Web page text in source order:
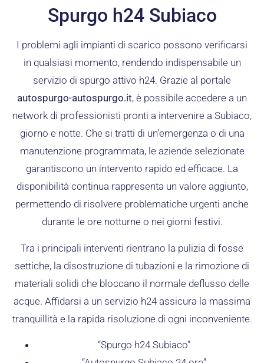
Spurgo h24 Subiaco
I problemi agli impianti di scarico possono verificarsi
in qualsiasi momento, rendendo indispensabile un
servizio di spurgo attivo h24. Grazie al portale
autospurgo-autospurgo.it, è possibile accedere a un
network di professionisti pronti a intervenire a Subiaco,
giorno e notte. Che si tratti di un’emergenza o di una
manutenzione programmata, le aziende selezionate
garantiscono un intervento rapido ed efficace. La
disponibilità continua rappresenta un valore aggiunto,
permettendo di risolvere problematiche urgenti anche
durante le ore notturne o nei giorni festivi.
Tra i principali interventi rientrano la pulizia di fosse
settiche, la disostruzione di tubazioni e la rimozione di
materiali solidi che bloccano il normale deflusso delle
acque. Affidarsi a un servizio h24 assicura la massima
tranquillità e la rapida risoluzione di ogni inconveniente.
“Spurgo h24 Subiaco”